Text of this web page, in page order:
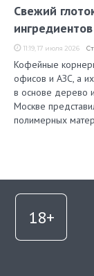
Свежий
ингредиентов
11:19, 17 июля 2026
Кофейные
офисов и АЗС, а
в основе дерево
Москве
полимерных